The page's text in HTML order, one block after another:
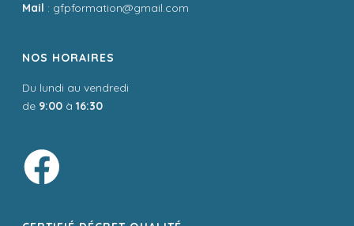
Mail : gfpformation@gmail.com
NOS HORAIRES
Du lundi au vendredi
de 9:00 à16:30